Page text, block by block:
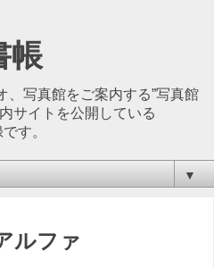
帳
、写真館をご案内する”写真館
サイトを公開している
す。
▼
ルファ